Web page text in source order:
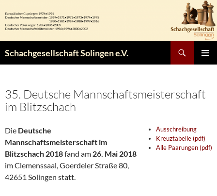
Inhalt
springen
Schachgesellschaft Solingen e.V.
35. Deutsche Mannschaftsmeisterschaft
im Blitzschach
Ausschreibung
Kreuztabelle (pdf)
Alle Paarungen (pdf)
Die Deutsche
Mannschaftsmeisterschaft im
Blitzschach 2018fand am 26. Mai 2018
im Clemenssaal, Goerdeler Straße 80,
42651 Solingen statt.